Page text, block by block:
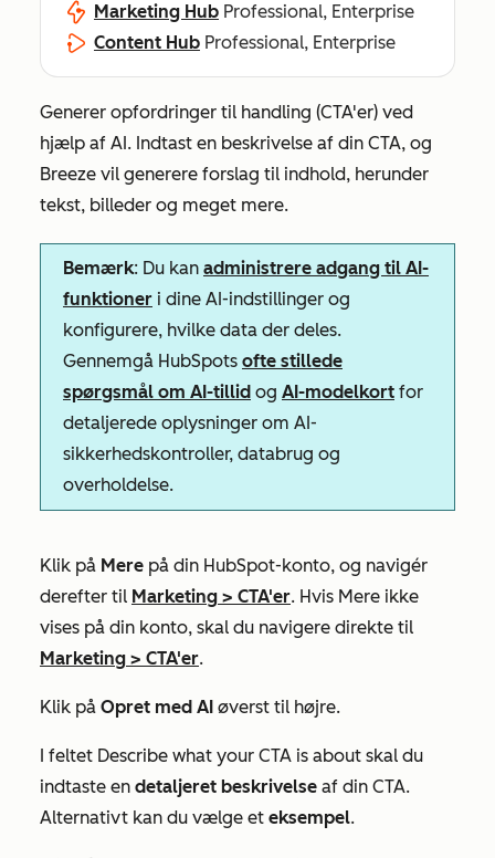
Marketing Hub Professional, Enterprise
Content Hub Professional, Enterprise
Generer opfordringer til handling (CTA'er) ved
hjælp af AI. Indtast en beskrivelse af din CTA, og
Breeze vil generere forslag til indhold, herunder
tekst, billeder og meget mere.
Bemærk: Du kan administrere adgang til AI-
funktioner i dine AI-indstillinger og
konfigurere, hvilke data der deles.
Gennemgå HubSpots ofte stillede
spørgsmål om AI-tillid og AI-modelkort for
detaljerede oplysninger om AI-
sikkerhedskontroller, databrug og
overholdelse.
Klik på Mere på din HubSpot-konto, og navigér
derefter til Marketing > CTA'er. Hvis Mere ikke
vises på din konto, skal du navigere direkte til
Marketing > CTA'er.
Klik på Opret med AI øverst til højre.
I feltet Describe what your CTA is about skal du
indtaste en detaljeret beskrivelse af din CTA.
Alternativt kan du vælge et eksempel.